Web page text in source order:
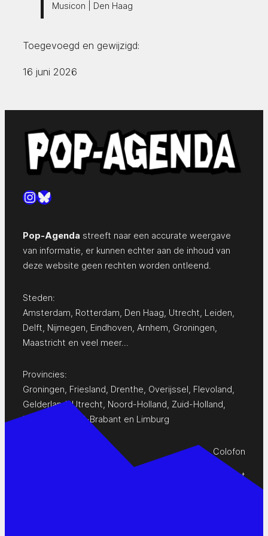
Musicon | Den Haag
Toegevoegd en gewijzigd:
16 juni 2026
Instagram
Bluesky
Pop-Agenda streeft naar een accurate weergave
van informatie, er kunnen echter aan de inhoud van
deze website geen rechten worden ontleend.
Steden:
Amsterdam Rotterdam Den Haag Utrecht Leiden
Delft Nijmegen Eindhoven Arnhem Groningen
Maastricht en veel meer…
Provincies:
Groningen, Friesland, Drenthe, Overijssel, Flevoland,
Gelderland,Utrecht, Noord-Holland, Zuid-Holland,
Zeeland
Noord-Brabant en Limburg
Colofon
Privacy Statement